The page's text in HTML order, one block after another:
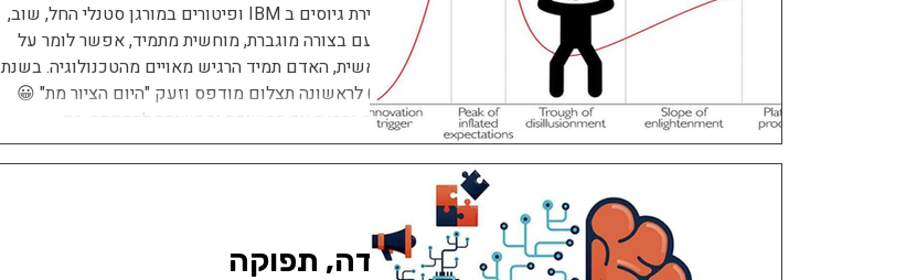
בעקבות הפרסומים על השפעות הבינה המלאכותית בעצירת גיוסים ב IBM ופיטורים במורגן סטנלי החל, שוב,
דיבור על מכונות אשר עומדות להחליף את העובדים. הפעם בצורה מוגברת, מוחשית מתמיד, אפשר לומר על
גבול הפניקה. מצטער, לא שותף לתחושות המטלטלות. ראשית, האדם תמיד הרגיש מאויים מהטכנולוגיה. בשנת
1839 ראה הצייר הצרפתי פול דלארוש (Paul Delaroche) לראשונה תצלום מודפס וזעק "היום הציור מת" 😀
כל התקדמות טכנולוגית, החל בקיטור, לוותה בנבואות זעם והמציאות המשיכה וממשיכה להתפתח. גם
כשהחלה המהפיכה התעש
[ארכיון] הבוטים בסביבת העבודה, תפוקה
זמן קריאה 2 דקות